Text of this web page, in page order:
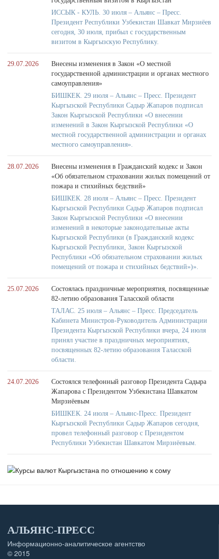
ИССЫК - КУЛЬ. 30 июля – Альянс – Пресс.
Президент Республики Узбекистан Шавкат Мирзиёев
сегодня, 30 июля, прибыл с государственным
визитом в Кыргызскую Республику.
29.07.2026
Внесены изменения в Закон «О местной
государственной администрации и органах местного
самоуправления»
БИШКЕК. 29 июля – Альянс – Пресс. Президент
Кыргызской Республики Садыр Жапаров подписал
Закон Кыргызской Республики «О внесении
изменений в Закон Кыргызской Республики «О
местной государственной администрации и органах
местного самоуправления».
28.07.2026
Внесены изменения в Гражданский кодекс и Закон
«Об обязательном страховании жилых помещений от
пожара и стихийных бедствий»
БИШКЕК. 28 июля – Альянс – Пресс. Президент
Кыргызской Республики Садыр Жапаров подписал
Закон Кыргызской Республики «О внесении
изменений в некоторые законодательные акты
Кыргызской Республики (в Гражданский кодекс
Кыргызской Республики, Закон Кыргызской
Республики «Об обязательном страховании жилых
помещений от пожара и стихийных бедствий»)».
25.07.2026
Состоялась праздничные мероприятия, посвященные
82-летию образования Таласской области
ТАЛАС. 25 июля – Альянс – Пресс. Председатель
Кабинета Министров-Руководитель Администрации
Президента Кыргызской Республики вчера, 24 июля
принял участие в праздничных мероприятиях,
посвященных 82-летию образования Таласской
области.
24.07.2026
Состоялся телефонный разговор Президента Садыра
Жапарова с Президентом Узбекистана Шавкатом
Мирзиёевым
БИШКЕК. 24 июля – Альянс-Пресс. Президент
Кыргызской Республики Садыр Жапаров сегодня,
провел телефонный разговор с Президентом
Республики Узбекистан Шавкатом Мирзиёевым.
АЛЬЯНС-ПРЕСС
Информационно-аналитическое агентство
© 2015